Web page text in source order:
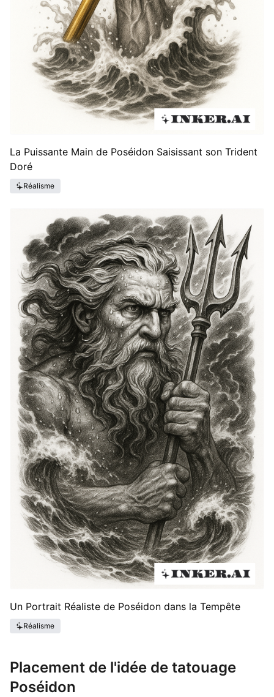
La Puissante Main de Poséidon Saisissant son Trident
Doré
Réalisme
Un Portrait Réaliste de Poséidon dans la Tempête
Réalisme
Placement de l'idée de tatouage
Poséidon